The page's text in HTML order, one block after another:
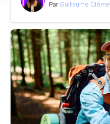
Par Guillaume